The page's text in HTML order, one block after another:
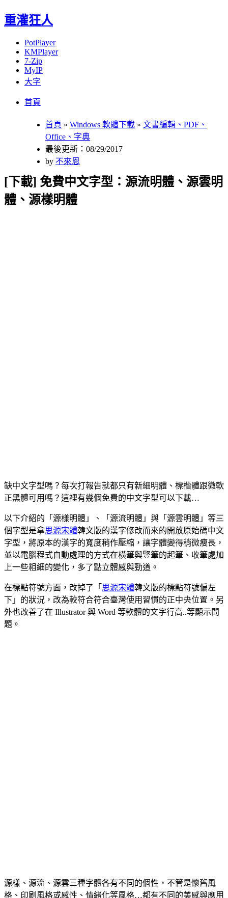
重灌狂人
PotPlayer
KMPlayer
7-Zip
MyIP
大字
首頁
首頁 » Windows 軟體下載 » 文書編輯、PDF、
Office、字典
最後更新：08/29/2017
by 不來恩
[下載] 免費中文字型：源流明體、源雲明
體、源樣明體
缺中文字型嗎？每次打報告就都只有新細明體、標楷體跟微軟
正黑體可用嗎？這裡有幾個免費的中文字型可以下載…
以下介紹的「源樣明體」、「源流明體」與「源雲明體」等三
個字型是拿思源宋體韓文版的漢字修改而來的開放原始碼中文
字型，將原本的漢字的寬度稍作壓縮，讓字體變得稍微瘦長，
並以電腦程式自動處理的方式在橫筆與豎筆的起筆、收筆處加
上一些粗細的變化，多了點立體感與勁道。
在標點符號方面，改掉了「 思源宋體韓文版的標點符號偏左
下」的狀況，改為較符合符合臺灣使用習慣的正中央位置。另
外也改善了在 Illustrator 與 Word 等軟體的文字行高..等顯示問
題。
源樣、源流、源雲三種字體各有不同的個性，不管是懷舊風
格、印刷風格或感性、情緒化等風格…都有不同的美感與應用